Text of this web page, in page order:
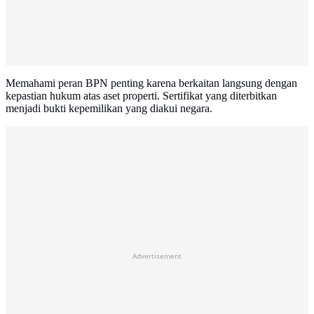
Memahami peran BPN penting karena berkaitan langsung dengan
kepastian hukum atas aset properti. Sertifikat yang diterbitkan
menjadi bukti kepemilikan yang diakui negara.
Advertisement